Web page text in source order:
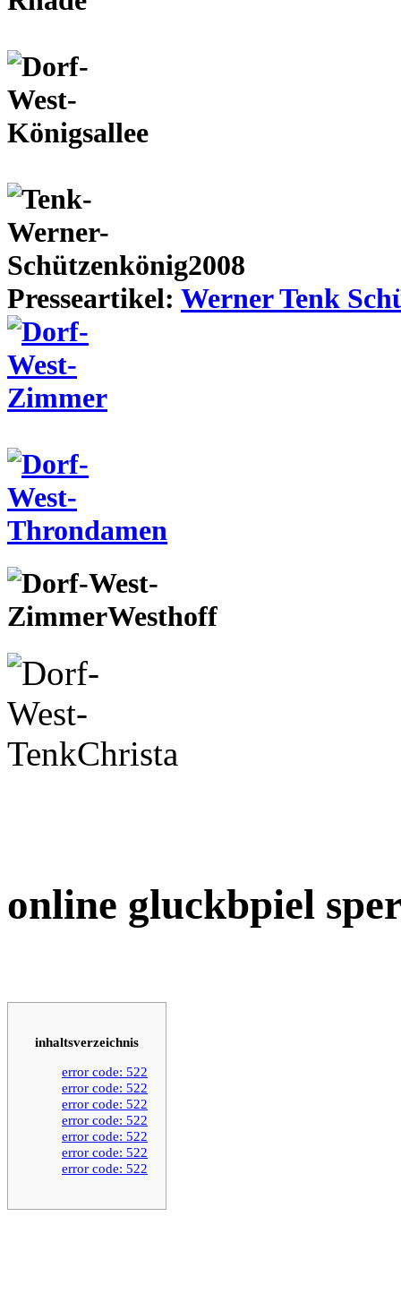
Presseartikel: Werner Tenk
online gluckbpiel
inhaltsverzeichnis
error code: 522
error code: 522
error code: 522
error code: 522
error code: 522
error code: 522
error code: 522